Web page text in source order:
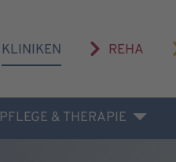
KLINIKEN REHA
PFLEGE & THERAPIE